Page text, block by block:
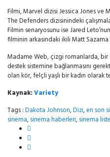
Filmi, Marvel dizisi Jessica Jones ve
The Defenders dizisinindeki
Filmin senaryosunu ise Jared
filminin arkasındaki ikili Matt
Madame Web, çizgi romanlarda, bir
destek sistemine bağlanmasını
olan kör, felçli yaşlı bir kadın olarak
Kaynak:Variety
Tags :Dakota Johnson,Dizi,en son
sinema,sinema haberleri,sinema